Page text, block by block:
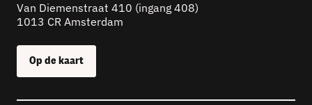
Van Diemenstraat 410 (ingang 408)
1013 CR Amsterdam
Op de kaart